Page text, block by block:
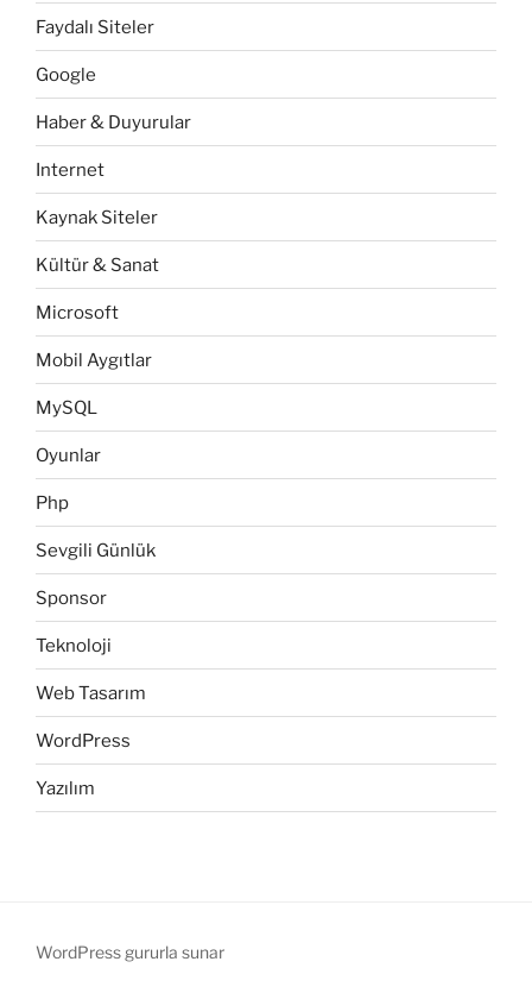
Faydalı Siteler
Google
Haber & Duyurular
Internet
Kaynak Siteler
Kültür & Sanat
Microsoft
Mobil Aygıtlar
MySQL
Oyunlar
Php
Sevgili Günlük
Sponsor
Teknoloji
Web Tasarım
WordPress
Yazılım
WordPress gururla sunar